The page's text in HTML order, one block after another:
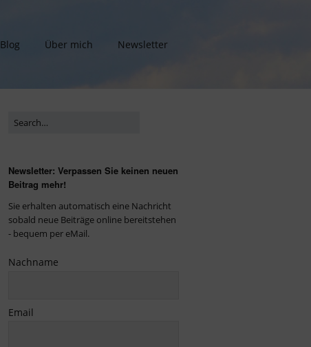
Blog Über mich Newsletter
Newsletter: Verpassen Sie keinen neuen
Beitrag mehr!
Sie erhalten automatisch eine Nachricht
sobald neue Beiträge online bereitstehen
- bequem per eMail.
Nachname
Email